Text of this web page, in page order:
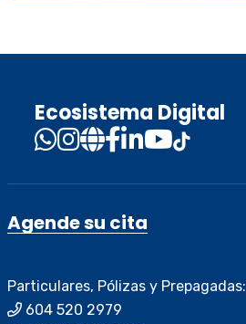
Ecosistema Digital
Agende su cita
Particulares, Pólizas y Prepagadas:
604 520 2979